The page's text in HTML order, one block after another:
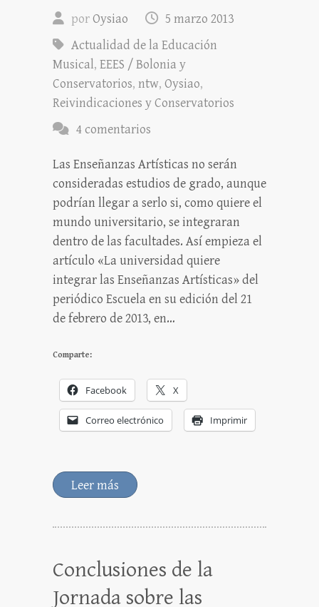
porOysiao
5 marzo 2013
Actualidad de la Educación
Musical, EEES / Bolonia y
Conservatorios, ntw, Oysiao,
Reivindicaciones y Conservatorios
4 comentarios
Las Enseñanzas Artísticas no serán
consideradas estudios de grado, aunque
podrían llegar a serlo si, como quiere el
mundo universitario, se integraran
dentro de las facultades. Así empieza el
artículo «La universidad quiere
integrar las Enseñanzas Artísticas» del
periódico Escuela en su edición del 21
de febrero de 2013, en…
Comparte:
Facebook X
Correo electrónico Imprimir
Leer más
Conclusiones de la
Jornada sobre las